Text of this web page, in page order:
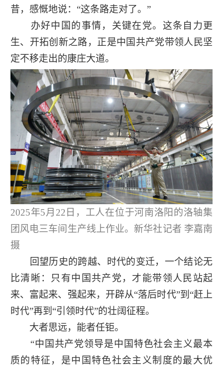
昔，感慨地说：“这条路走对了。”
办好中国的事情，关键在党。这条自力更
生、开拓创新之路，正是中国共产党带领人民坚
定不移走出的康庄大道。
2025年5月22日，工人在位于河南洛阳的洛轴集
团风电三车间生产线上作业。新华社记者 李嘉南
摄
回望历史的跨越、时代的变迁，一个结论无
比清晰：只有中国共产党，才能带领人民站起
来、富起来、强起来，开辟从“落后时代”到“赶上
时代”再到“引领时代”的壮阔征程。
大者思远，能者任钜。
“中国共产党领导是中国特色社会主义最本
质的特征，是中国特色社会主义制度的最大优